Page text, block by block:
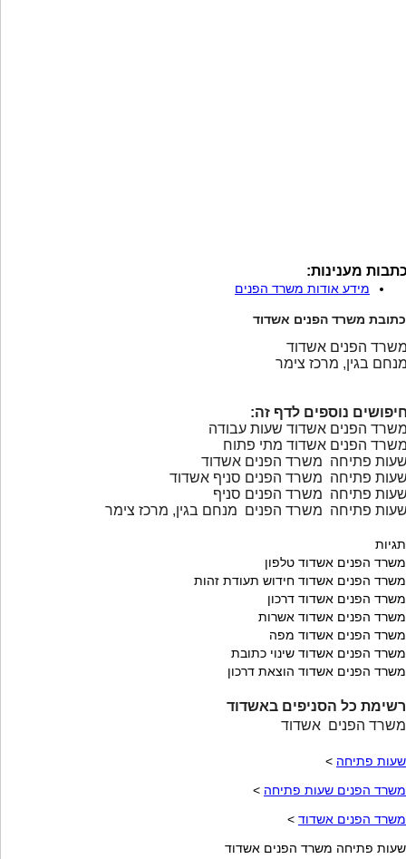
מענינות:
מידע אודות משרד הפנים
כתובת משרד הפנים אשדוד
הפנים אשדוד
בגין, מרכז צימר
נוספים לדף זה:
הפנים אשדוד שעות עבודה
הפנים אשדוד מתי פתוח
פתיחה משרד הפנים אשדוד
פתיחה משרד הפנים סניף אשדוד
פתיחה משרד הפנים סניף
פתיחה משרד הפנים מנחם בגין, מרכז צימר
תגיות
משרד הפנים אשדוד טלפון
משרד הפנים אשדוד חידוש תעודת זהות
משרד הפנים אשדוד דרכון
משרד הפנים אשדוד אשרות
משרד הפנים אשדוד מפה
משרד הפנים אשדוד שינוי כתובת
משרד הפנים אשדוד הוצאת דרכון
רשימת כל הסניפים באשדוד
משרד הפנים אשדוד
שעות פתיחה >
משרד הפנים שעות פתיחה >
משרד הפנים אשדוד >
שעות פתיחה משרד הפנים אשדוד